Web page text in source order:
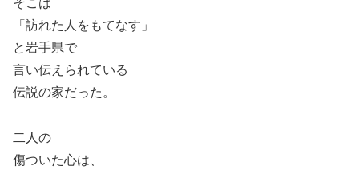
そこは
「訪れた人をもてなす」
と岩手県で
言い伝えられている
伝説の家だった。
二人の
傷ついた心は、